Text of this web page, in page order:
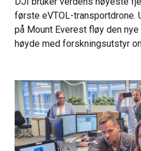
første eVTOL-transportdrone.
på Mount Everest fløy den
høyde med forskningsutstyr